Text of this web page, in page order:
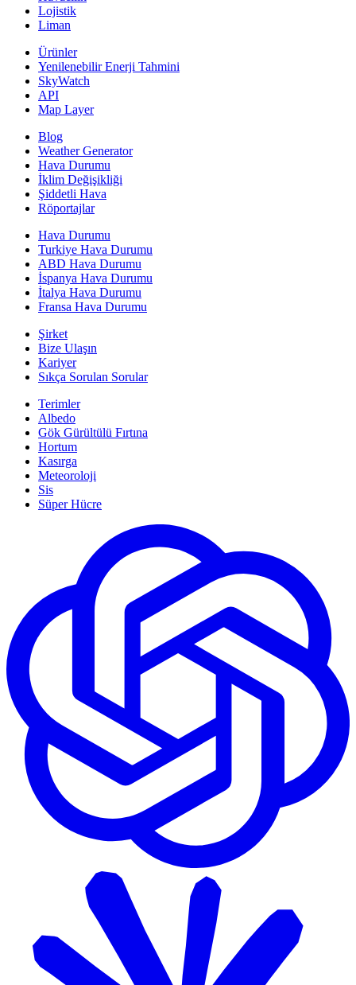
Lojistik
Liman
Ürünler
Yenilenebilir Enerji Tahmini
SkyWatch
API
Map Layer
Blog
Weather Generator
Hava Durumu
İklim Değişikliği
Şiddetli Hava
Röportajlar
Hava Durumu
Turkiye Hava Durumu
ABD Hava Durumu
İspanya Hava Durumu
İtalya Hava Durumu
Fransa Hava Durumu
Şirket
Bize Ulaşın
Kariyer
Sıkça Sorulan Sorular
Terimler
Albedo
Gök Gürültülü Fırtına
Hortum
Kasırga
Meteoroloji
Sis
Süper Hücre